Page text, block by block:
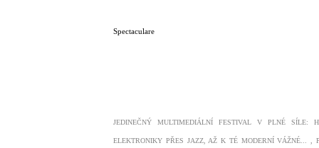
Spectaculare
JEDINEČNÝ MULTIMEDIÁLNÍ FESTIVAL V PLNÉ SÍLE:
ELEKTRONIKY PŘES JAZZ, AŽ K TÉ MODERNÍ VÁŽNÉ... ,